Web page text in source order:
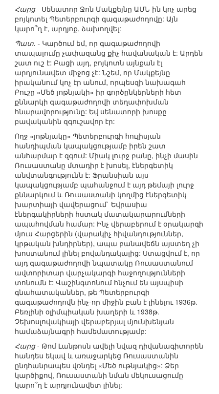
Հարց- Սենատոր Ջոն Մակքեյնը ԱՄՆ-ին կոչ արեց
բոյկոտել Պետերբուրգի գագաթաժողովը: Այն
կարո՞ղ է, արդյոք, ձախողվել:
Պատ. - Կարծում եմ, որ գագաթաժողովի
տապալումը չափազանց քիչ հավանական է: Արդեն
շատ ուշ է: Բացի այդ, բոյկոտն այնքան էլ
արդյունավետ միջոց չէ: Նշեմ, որ Մակքեյնը
իրականում կոչ էր անում, որպեսզի նախագահ
Բուշը «Մեծ յոթնյակի» իր գործընկերների հետ
քննարկի գագաթաժողովի տեղափոխման
հնարավորությունը: Եվ սենատորի խոսքը
բավականին զգուշավոր էր:
Ողջ «յոթնյակը» Պետերբուրգի հուլիսյան
հանդիպման կապակցությամբ իրեն շատ
անհարմար է զգում: Միակ լուրջ բանը, ինչի մասին
Ռուսաստանը մտադիր է խոսել, էներգետիկ
անվտանգությունն է: Ֆրանսիան այս
կապակցությամբ պահանջում է այդ թեմայի լուրջ
քննարկում և Ռուսաստանի կողմից էներգետիկ
խարտիայի վավերացում` Եվրասիա
էներգակիրների հստակ մատակարարումների
ապահովման համար: Ինչ վերաբերում է օրակարգի
մյուս Հարցերին (վարակիչ հիվանդություններ,
կրթական խնդիրներ), ապա բանավեճն այստեղ չի
խոստանում լինել բովանդակալից: Ստացվում է, որ
այդ գագաթաժողովի նպատակը Ռուսաստանում
ավտորիտար վարչակարգի հաջողությունների
տոնումն է: Վաշինգտոնում հնչում են այսպիսի
գնահատականներ, թե Պետերբուրգի
գագաթաժողովն ինչ-որ միջին բան է լինելու 1936թ.
Բեռլինի օլիմպիական խաղերի և 1938թ.
Չեխոսլովակիայի վերաբերյալ մյունխենյան
համաձայնագրի համեմատությամբ:
Հարց- Թոմ Լանթոսն ավելի նվազ դիվանագիտորեն
հանդես եկավ և առաջարկեց Ռուսաստանին
ընդհանրապես վռնդել «Մեծ ութնյակից»: Ձեր
կարծիքով, Ռուսաստանի նման մեկուսացումը
կարո՞ղ է արդյունավետ լինել: